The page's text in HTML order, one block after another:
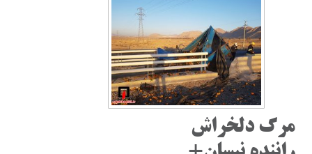
مرگ دلخراش